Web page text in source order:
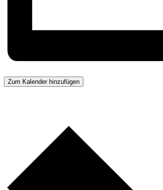
Zum Kalender hinzufügen